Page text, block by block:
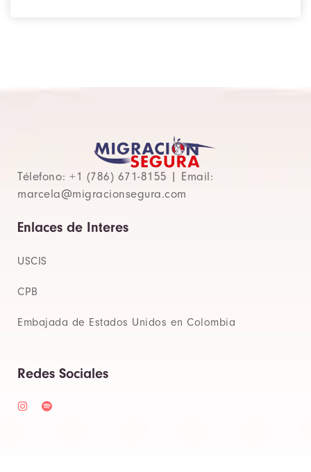
Télefono: +1 (786) 671-8155 | Email:
marcela@migracionsegura.com
Enlaces de Interes
USCIS
CPB
Embajada de Estados Unidos en Colombia
Redes Sociales